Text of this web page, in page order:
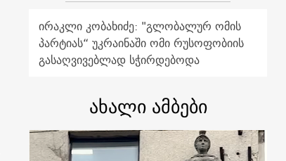
ირაკლი კობახიძე: "გლობალურ ომის
პარტიას“ უკრაინაში ომი რუსოფობიის
გასაღვივებლად სჭირდებოდა
ახალი ამბები